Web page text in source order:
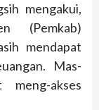
mengakui,
(Pemkab)
mendapat
Mas-
akses